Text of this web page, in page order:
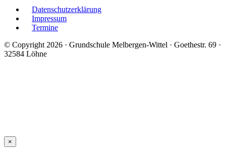
Datenschutzerklärung
Impressum
Termine
© Copyright 2026 · Grundschule Melbergen-Wittel · Goethestr. 69 ·
32584 Löhne
×